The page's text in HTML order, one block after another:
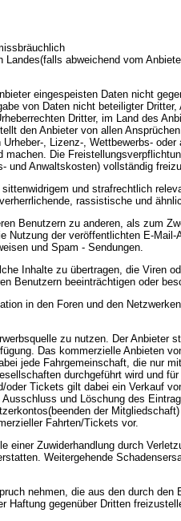
abweichend vom
eingespeisten Daten nicht
von Daten nicht beteiligter Dritter,
Dritter, im Land des
den Anbieter von allen
, Lizenz-, Wettbewerbs-
Die
und Anwaltskosten) vollständig
und strafrechtlich
rassistische und
Benutzern zu anderen, als zum
Nutzung der veröffentlichten E-Mail-
und Spam - Sendungen.
Inhalte zu übertragen, die Viren
Benutzern beeinträchtigen oder
in den Foren und den
zu nutzen. Der Anbieter
Das kommerzielle Anbieten
jede Fahrgemeinschaft, die nur
durchgeführt wird und
Tickets gilt dabei ein Verkauf
und Löschung des
der
Fahrten/Tickets vor.
Zuwiderhandlung durch
Weitergehende
nehmen, die aus den durch den
Haftung gegenüber Dritten